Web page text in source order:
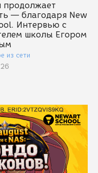
— благодаря New
Интервью с
школы Егором
из сети